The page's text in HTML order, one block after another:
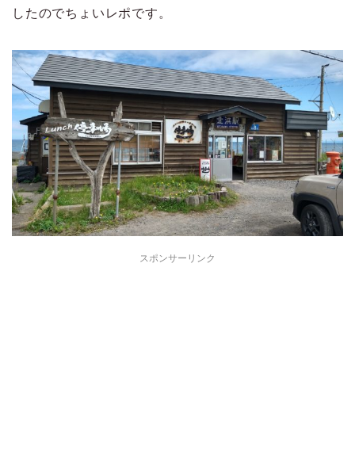
したのでちょいレポです。
スポンサーリンク